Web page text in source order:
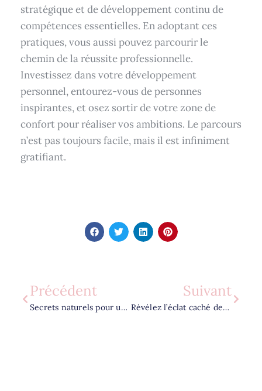
stratégique et de développement continu de
compétences essentielles. En adoptant ces
pratiques, vous aussi pouvez parcourir le
chemin de la réussite professionnelle.
Investissez dans votre développement
personnel, entourez-vous de personnes
inspirantes, et osez sortir de votre zone de
confort pour réaliser vos ambitions. Le parcours
n’est pas toujours facile, mais il est infiniment
gratifiant.
Précédent
Secrets naturels pour une peau rayonnante que vous ne connaissez pas encore
Suivant
Révélez l’éclat caché de votre peau : secrets de routine visage inédits